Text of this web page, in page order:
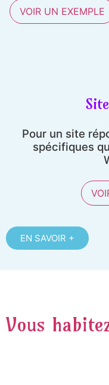
VOIR UN EXEMPLE
Pour un site
spécifiques
EN SAVOIR +
Vous